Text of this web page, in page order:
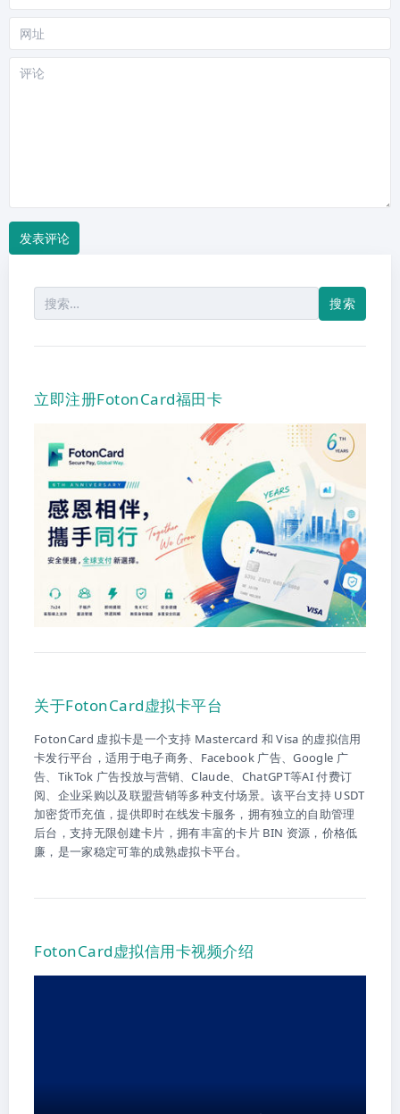
评
箱
网
站
索：
立即注册FotonCard福田卡
关于FotonCard虚拟卡平台
FotonCard 虚拟卡是一个支持 Mastercard 和 Visa 的虚拟信用
卡发行平台，适用于电子商务、Facebook 广告、Google 广
告、TikTok 广告投放与营销、Claude、ChatGPT等AI 付费订
阅、企业采购以及联盟营销等多种支付场景。该平台支持 USDT
加密货币充值，提供即时在线发卡服务，拥有独立的自助管理
后台，支持无限创建卡片，拥有丰富的卡片 BIN 资源，价格低
廉，是一家稳定可靠的成熟虚拟卡平台。
FotonCard虚拟信用卡视频介绍